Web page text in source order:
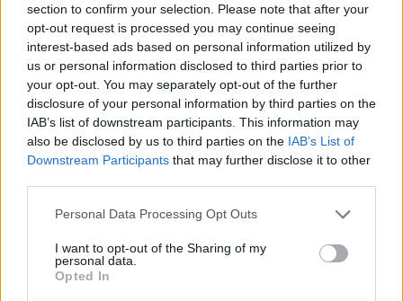
section to confirm your selection. Please note that after your
opt-out request is processed you may continue seeing
interest-based ads based on personal information utilized by
us or personal information disclosed to third parties prior to
your opt-out. You may separately opt-out of the further
disclosure of your personal information by third parties on the
IAB’s list of downstream participants. This information may
also be disclosed by us to third parties on the IAB’s List of
Downstream Participants that may further disclose it to other
Personal Data Processing Opt Outs
I want to opt-out of the Sharing of my
personal data.
Opted In
Hasznos
Impresszum
Szerzői jogok
Adatvédelmi tájékoztató
Cookie-kezelési tájékoztató
Hozzászólási szabályzat
Nyomtatott lapjaink archívuma
Székely Hírmondó archívuma